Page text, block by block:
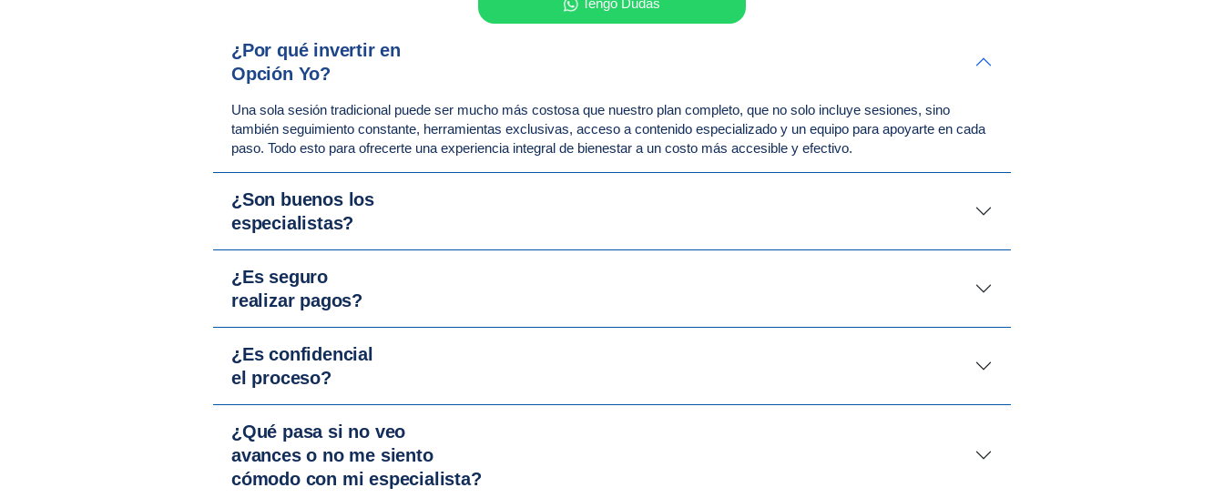
Tengo Dudas
¿Por qué invertir en
Opción Yo?
Una sola sesión tradicional puede ser mucho más costosa que nuestro plan completo, que no solo incluye sesiones, sino
también seguimiento constante, herramientas exclusivas, acceso a contenido especializado y un equipo para apoyarte en cada
paso. Todo esto para ofrecerte una experiencia integral de bienestar a un costo más accesible y efectivo.
¿Son buenos los
especialistas?
¿Es seguro
realizar pagos?
¿Es confidencial
el proceso?
¿Qué pasa si no veo
avances o no me siento
cómodo con mi especialista?